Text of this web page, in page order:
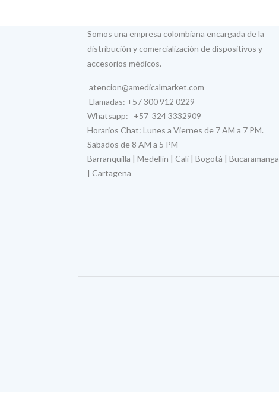
Somos una empresa colombiana encargada de la
distribución y comercialización de dispositivos y
accesorios médicos.
atencion@amedicalmarket.com
Llamadas: +57 300 912 0229
Whatsapp: +57 324 3332909
Horarios Chat: Lunes a Viernes de 7 AM a 7 PM.
Sabados de 8 AM a 5 PM
Barranquilla | Medellín | Cali | Bogotá | Bucaramanga
| Cartagena